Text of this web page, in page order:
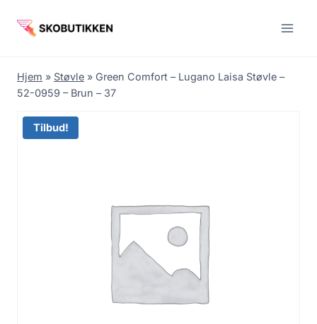
Hjem » Støvle » Green Comfort – Lugano Laisa Støvle –
52-0959 – Brun – 37
Tilbud!